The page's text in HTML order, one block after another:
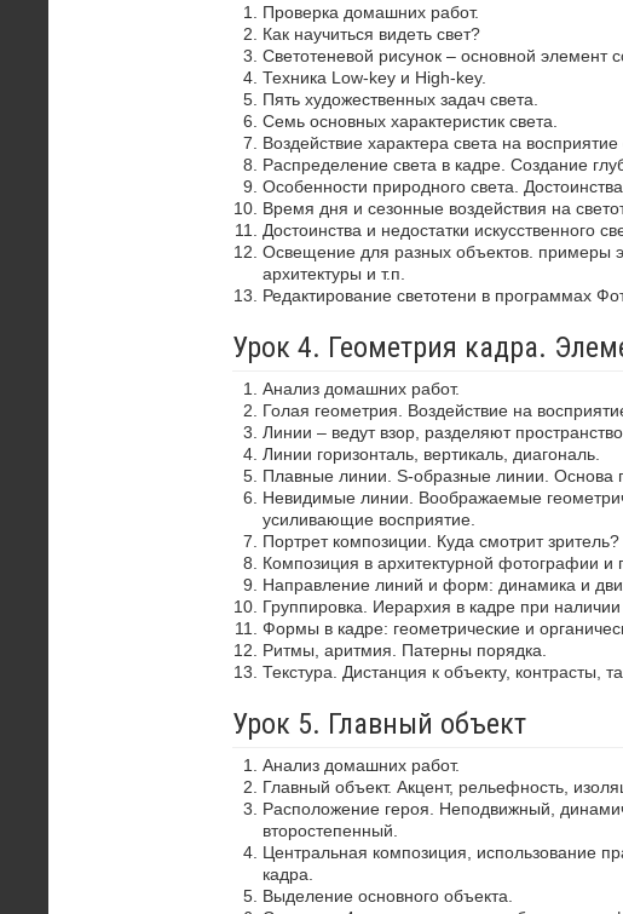
Проверка домашних работ.
Как научиться видеть свет?
Светотеневой рисунок – основной элемент
Техника Low-key и High-key.
Пять художественных задач света.
Семь основных характеристик света.
Воздействие характера света на восприятие
Распределение света в кадре. Создание
Особенности природного света. Достоинства
Время дня и сезонные воздействия на
Достоинства и недостатки искусственного
Освещение для разных объектов. примеры
архитектуры и т.п.
Редактирование светотени в программах
Урок 4. Геометрия кадра.
Анализ домашних работ.
Голая геометрия. Воздействие на
Линии – ведут взор, разделяют
Линии горизонталь, вертикаль, диагональ.
Плавные линии. S-образные линии. Основа
Невидимые линии. Воображаемые
усиливающие восприятие.
Портрет композиции. Куда смотрит зритель?
Композиция в архитектурной фотографии и
Направление линий и форм: динамика и
Группировка. Иерархия в кадре при наличии
Формы в кадре: геометрические и
Ритмы, аритмия. Патерны порядка.
Текстура. Дистанция к объекту, контрасты,
Урок 5. Главный объект
Анализ домашних работ.
Главный объект. Акцент, рельефность,
Расположение героя. Неподвижный,
второстепенный.
Центральная композиция, использование
кадра.
Выделение основного объекта.